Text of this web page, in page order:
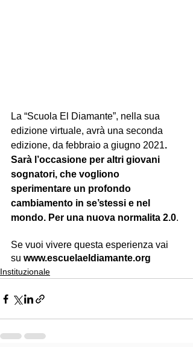
La “Scuola El Diamante”, nella sua
edizione virtuale, avrà una seconda
edizione, da febbraio a giugno 2021.
Sarà l’occasione per altri giovani
sognatori, che vogliono
sperimentare un profondo
cambiamento in se’stessi e nel
mondo. Per una nuova normalita 2.0.
Se vuoi vivere questa esperienza vai
su www.escuelaeldiamante.org
Instituzionale